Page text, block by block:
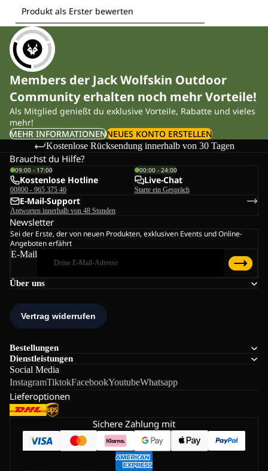
Members der Jack Wolfskin Outdoor
Community erhalten noch mehr Vorteile!
Als Mitglied genießt du exklusive Vorteile, Rabatte und vieles
mehr!
MEHR INFORMATIONENNEUES KONTO ERSTELLEN
Kostenlose Rücksendung innerhalb von 30 Tagen
Über uns
Bestellungen
Dienstleistungen
Social Media
InstagramTiktokFacebookYoutubeWhatsapp
Lieferoptionen
Brauchst du Hilfe?
09:00 - 17:00
Kostenlose Hotline
00800 - 965 375 46
00:00 - 24:00
Live-Chat
Starte ein Gespräch
E-Mail-Support
Antworten innerhalb von 48 Stunden
Newsletter
Sei der Erste, der von neuen Produkten, exklusiven Events und Online-
Angeboten erfährt
E-Mail
Sichere Zahlung mit